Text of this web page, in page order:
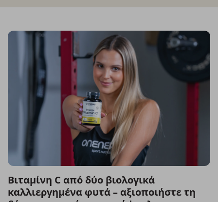
Βιταμίνη C από δύο βιολογικά
καλλιεργημένα φυτά – αξιοποιήστε τη